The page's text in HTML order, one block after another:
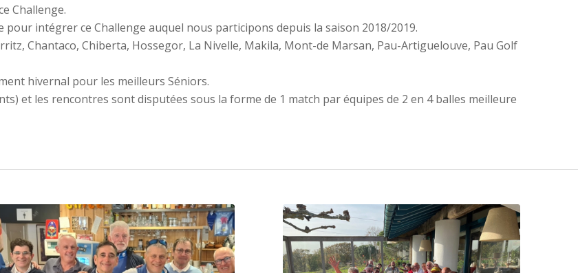
Challenge.
pour intégrer ce Challenge auquel nous participons depuis la saison 2018/2019.
Chantaco, Chiberta, Hossegor, La Nivelle, Makila, Mont-de Marsan, Pau-Artiguelouve, Pau Golf
hivernal pour les meilleurs Séniors.
et les rencontres sont disputées sous la forme de 1 match par équipes de 2 en 4 balles meilleure